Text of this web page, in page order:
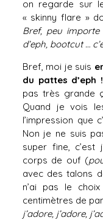
on regarde sur
« skinny flare »
Bref, peu importe
d’eph, bootcut …
Bref, moi je suis
du pattes d’eph !
pas très grande
Quand je vois
l’impression que
Non je ne suis
super fine,
corps de ouf (
avec des talons
n’ai pas le
centimètres de
j’adore, j’adore,